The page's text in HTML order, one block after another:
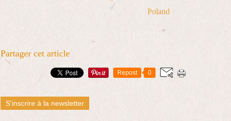
Partager cet article
Repost 0
S'inscrire à la newsletter